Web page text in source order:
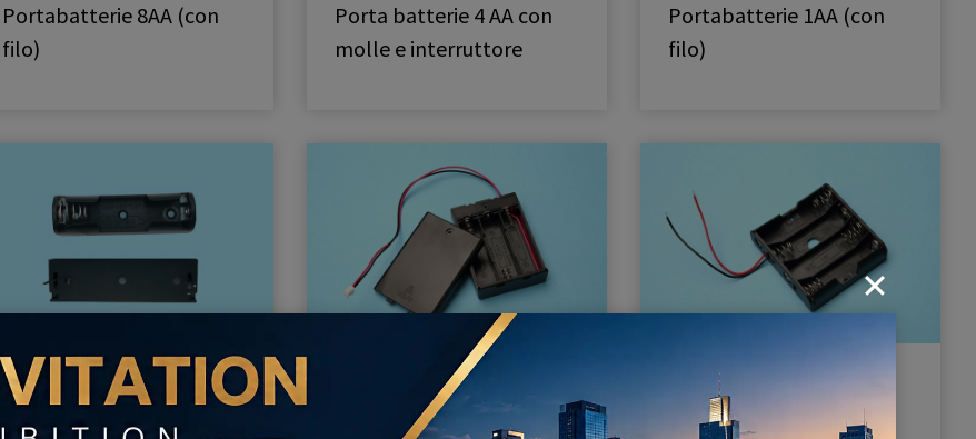
Portabatterie 8AA (con
filo)
Porta batterie 4 AA con
molle e interruttore
Portabatterie 1AA (con
filo)
Supporto per batteria AA
singola (pin di contatto)
Custodia portabatterie 3
AA (con coperchio e
Supporto per batteria
doppia A con filo di